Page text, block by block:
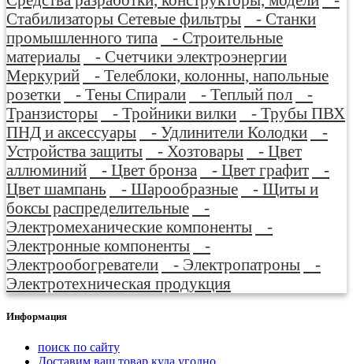
Стабилизаторы Сетевые фильтры
- Станки
промышленного типа
- Строительные
материалы
- Счетчики электроэнергии
Меркурий
- Телеблоки, колонны, напольные
розетки
- Тены Спирали - Теплый пол
-
Транзисторы
- Тройники вилки
- Трубы ПВХ
ПНД и аксессуары
- Удлинители Колодки
-
Устройства защиты
- Хозтовары
- Цвет
аллюминий
- Цвет бронза - Цвет графит
-
Цвет шампань
- Шарообразные
- Щиты и
боксы распределительные
-
Электромеханические компоненты
-
Электронные компоненты
-
Электрообогреватели
- Электропатроны
-
Электротехническая продукция
Информация
поиск по сайту
Доставим ваш товар куда угодно